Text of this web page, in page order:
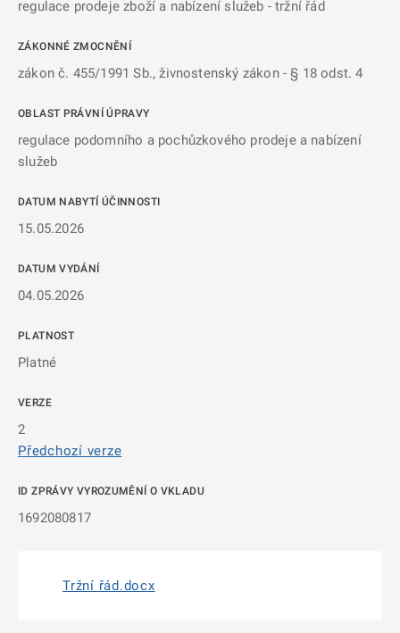
regulace prodeje zboží a nabízení služeb - tržní řád
ZÁKONNÉ ZMOCNĚNÍ
zákon č. 455/1991 Sb., živnostenský zákon - § 18 odst. 4
OBLAST PRÁVNÍ ÚPRAVY
regulace podomního a pochůzkového prodeje a nabízení
služeb
DATUM NABYTÍ ÚČINNOSTI
15.05.2026
DATUM VYDÁNÍ
04.05.2026
PLATNOST
Platné
VERZE
2
Předchozí verze
ID ZPRÁVY VYROZUMĚNÍ O VKLADU
1692080817
Tržní řád.docx